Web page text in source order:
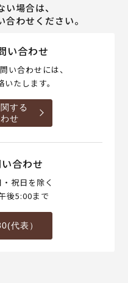
場合は、
わせください。
い合わせ
い合わせには、
たします。
する
せ
合わせ
祝日を除く
後5:00まで
代表）